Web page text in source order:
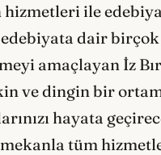
ile
dair
amaçlayan İz
ve dingin bir
hayata
tüm